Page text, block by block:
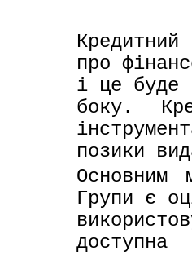
про
і це буде
боку.
позики
Основним
Групи є
доступна